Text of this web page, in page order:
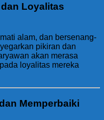
Loyalitas
alam, dan bersenang-
pikiran dan
akan merasa
loyalitas mereka
Memperbaiki